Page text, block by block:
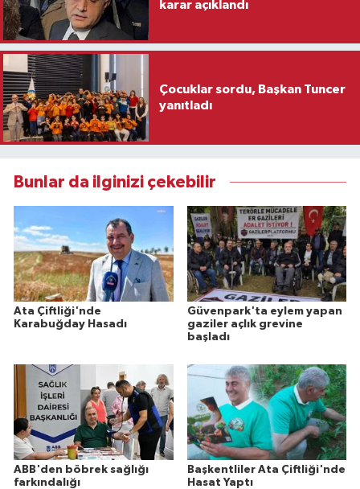
karar açıklandı
Çocuklar sordu, Başkan Tuncer
yanıtladı
Bunlar da ilginizi çekebilir
Ata Çiftliği'nde
Karabuğday Hasadı
Güvenpark'ta eylem yapan
gaziler açlık grevine
başladı
ABB'den böbrek sağlığı
farkındalığı
Başkentliler Ata Çiftliği'nde
Hasat Yaptı